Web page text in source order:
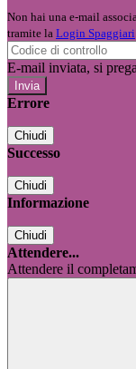
Non hai una e-mail
tramite la Login Spaggiari
E-mail inviata, si
Errore
Chiudi
Successo
Chiudi
Informazione
Chiudi
Attendere...
Attendere il